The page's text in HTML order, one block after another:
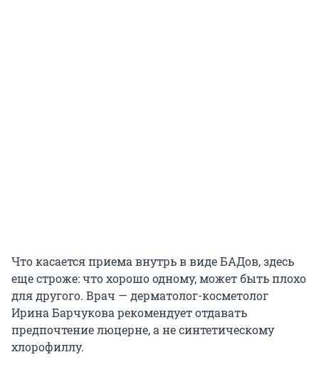
Что касается приема внутрь в виде БАДов, здесь
еще строже: что хорошо одному, может быть плохо
для другого. Врач — дерматолог-косметолог
Ирина Барчукова рекомендует отдавать
предпочтение люцерне, а не синтетическому
хлорофиллу.